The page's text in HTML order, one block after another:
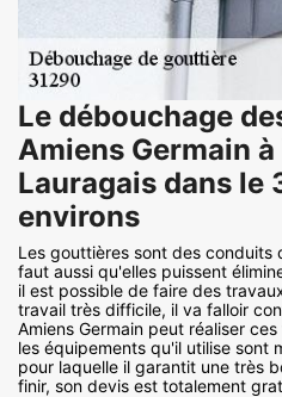
Le débouchage
Amiens Germain
Lauragais dans le
environs
Les gouttières sont des
faut aussi qu'elles puissent
il est possible de faire des
travail très difficile, il va falloir
Amiens Germain peut réaliser
les équipements qu'il utilise sont
pour laquelle il garantit une très
finir, son devis est totalement